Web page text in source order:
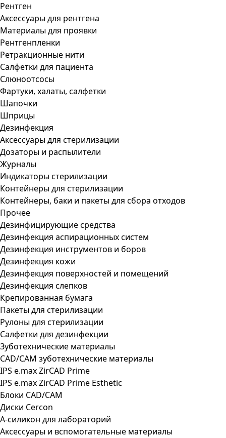
Рентген
Аксессуары для рентгена
Материалы для проявки
Рентгенпленки
Ретракционные нити
Салфетки для пациента
Слюноотсосы
Фартуки, халаты, салфетки
Шапочки
Шприцы
Дезинфекция
Аксессуары для стерилизации
Дозаторы и распылители
Журналы
Индикаторы стерилизации
Контейнеры для стерилизации
Контейнеры, баки и пакеты для сбора отходов
Прочее
Дезинфицирующие средства
Дезинфекция аспирационных систем
Дезинфекция инструментов и боров
Дезинфекция кожи
Дезинфекция поверхностей и помещений
Дезинфекция слепков
Крепированная бумага
Пакеты для стерилизации
Рулоны для стерилизации
Салфетки для дезинфекции
Зуботехнические материалы
CAD/CAM зуботехнические материалы
IPS e.max ZirCAD Prime
IPS e.max ZirCAD Prime Esthetic
Блоки CAD/CAM
Диски Cercon
А-силикон для лабораторий
Аксессуары и вспомогательные материалы